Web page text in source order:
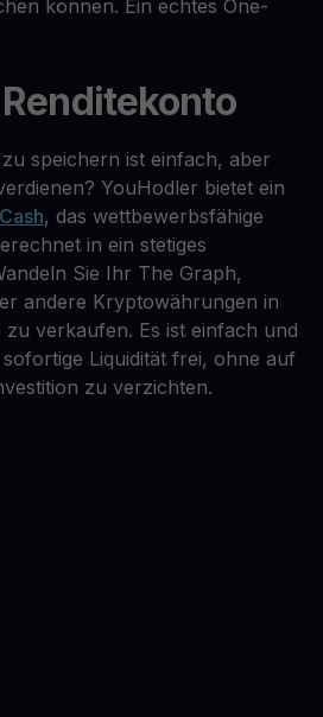
können. Ein echtes One-
speichern ist einfach, aber
YouHodler bietet ein
, das wettbewerbsfähige
in ein stetiges
Sie Ihr The Graph,
andere Kryptowährungen in
zu verkaufen. Es ist einfach und
Liquidität frei, ohne auf
zu verzichten.